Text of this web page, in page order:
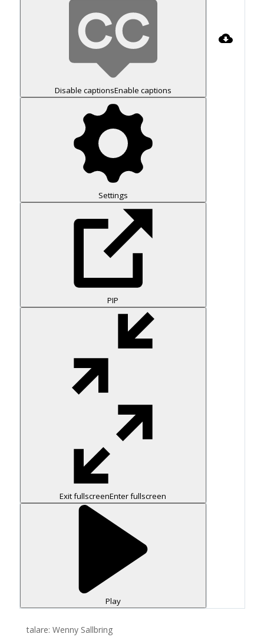
Disable captionsEnable captions
Settings
PIP
Exit fullscreenEnter fullscreen
Play
talare: Wenny Sallbring